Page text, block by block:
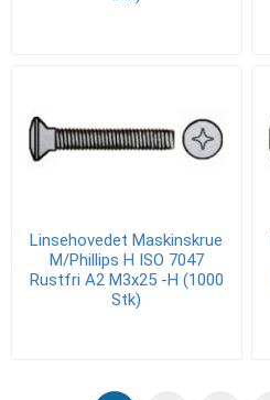
Linsehovedet Maskinskrue
M/Phillips H ISO 7047
Rustfri A2 M3x25 -H (1000
Stk)